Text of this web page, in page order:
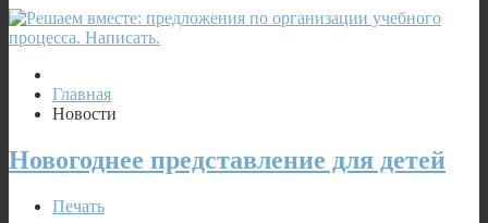
Главная
Новости
Новогоднее представление для детей
Печать